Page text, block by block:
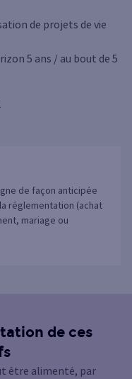
de projets de vie
5 ans / au bout de 5
de façon anticipée
réglementation (achat
mariage ou
de ces
être alimenté, par